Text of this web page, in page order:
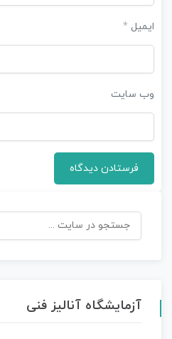
ایمیل *
وب‌ سایت
آزمایشگاه آنالیز فنی